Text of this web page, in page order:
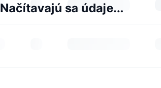
Načítavajú sa údaje...